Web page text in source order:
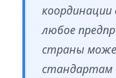
координации
любое
страны
стандартам